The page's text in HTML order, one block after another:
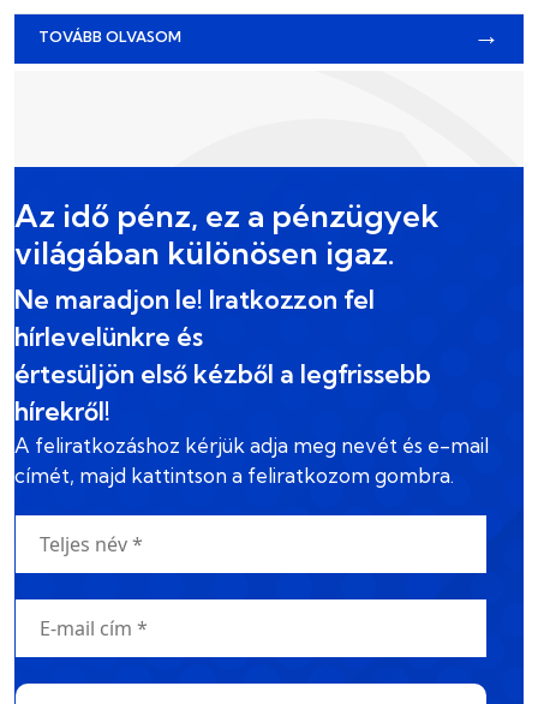
TOVÁBB OLVASOM →
Az idő pénz, ez a pénzügyek
világában különösen igaz.
Ne maradjon le! Iratkozzon fel
hírlevelünkre és
értesüljön első kézből a legfrissebb
hírekről!
A feliratkozáshoz kérjük adja meg nevét és e-mail
címét, majd kattintson a feliratkozom gombra.